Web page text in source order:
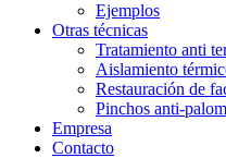
Ejemplos
Otras técnicas
Tratamiento anti
Aislamiento
Restauración de
Pinchos anti-
Empresa
Contacto